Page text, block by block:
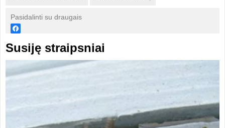
Pasidalinti su draugais
Susiję straipsniai